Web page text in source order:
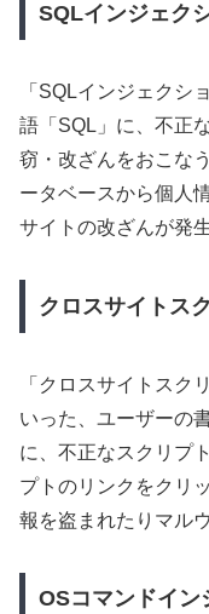
SQLインジェク
「SQLインジェクシ
語「SQL」に、不正
窃・改ざんをおこな
ータベースから個人
サイトの改ざんが発
クロスサイトス
「クロスサイトスク
いった、ユーザーの
に、不正なスクリプ
プトのリンクをクリ
報を盗まれたりマル
OSコマンドイン